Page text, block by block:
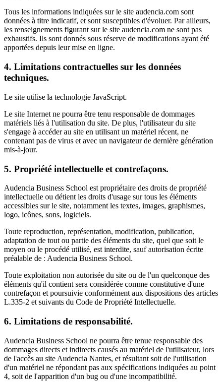
Tous les informations indiquées sur le site audencia.com sont
données à titre indicatif, et sont susceptibles d'évoluer. Par ailleurs,
les renseignements figurant sur le site audencia.com ne sont pas
exhaustifs. Ils sont donnés sous réserve de modifications ayant été
apportées depuis leur mise en ligne.
4. Limitations contractuelles sur les données
techniques.
Le site utilise la technologie JavaScript.
Le site Internet ne pourra être tenu responsable de dommages
matériels liés à l'utilisation du site. De plus, l'utilisateur du site
s'engage à accéder au site en utilisant un matériel récent, ne
contenant pas de virus et avec un navigateur de dernière génération
mis-à-jour.
5. Propriété intellectuelle et contrefaçons.
Audencia Business School est propriétaire des droits de propriété
intellectuelle ou détient les droits d'usage sur tous les éléments
accessibles sur le site, notamment les textes, images, graphismes,
logo, icônes, sons, logiciels.
Toute reproduction, représentation, modification, publication,
adaptation de tout ou partie des éléments du site, quel que soit le
moyen ou le procédé utilisé, est interdite, sauf autorisation écrite
préalable de : Audencia Business School.
Toute exploitation non autorisée du site ou de l'un quelconque des
éléments qu'il contient sera considérée comme constitutive d'une
contrefaçon et poursuivie conformément aux dispositions des articles
L.335-2 et suivants du Code de Propriété Intellectuelle.
6. Limitations de responsabilité.
Audencia Business School ne pourra être tenue responsable des
dommages directs et indirects causés au matériel de l'utilisateur, lors
de l'accès au site Audencia Nantes, et résultant soit de l'utilisation
d'un matériel ne répondant pas aux spécifications indiquées au point
4, soit de l'apparition d'un bug ou d'une incompatibilité.